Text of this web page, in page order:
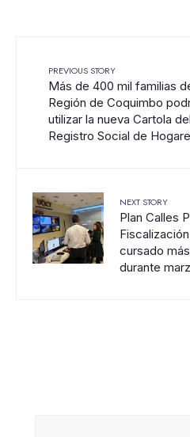
PREVIOUS STORY
Más de 400 mil familias
Región de Coquimbo
utilizar la nueva Cartola del
Registro Social de
NEXT STORY
Plan Calles
cursado
durante